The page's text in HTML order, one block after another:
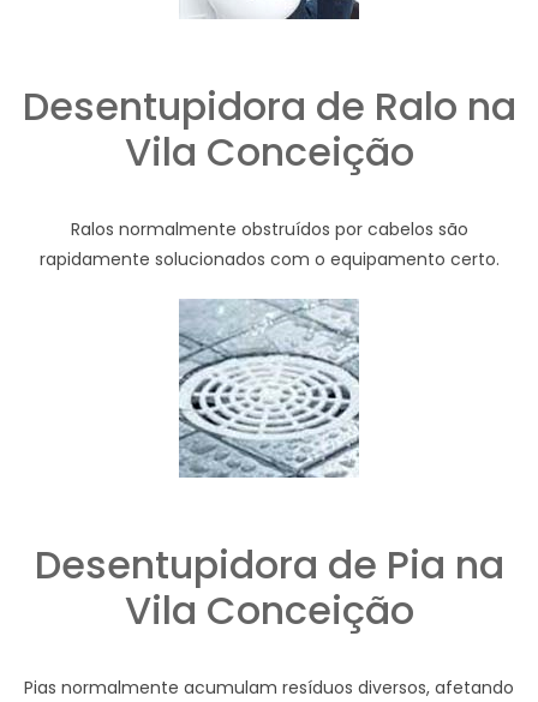
Desentupidora de Ralo na
Vila Conceição
Ralos normalmente obstruídos por cabelos são
rapidamente solucionados com o equipamento certo.
Desentupidora de Pia na
Vila Conceição
Pias normalmente acumulam resíduos diversos, afetando